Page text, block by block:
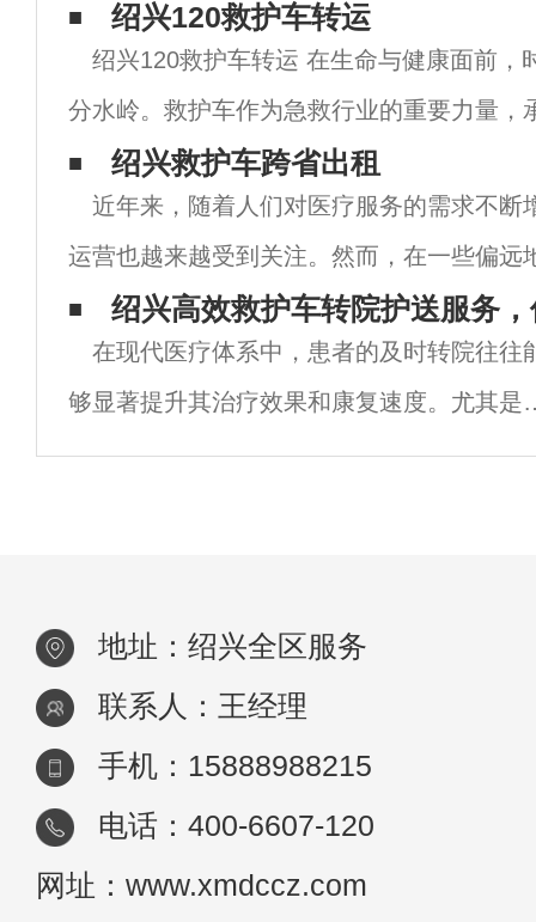
绍兴120救护车转运
绍兴120救护车转运 在生命与健康面前，
分水岭。救护车作为急救行业的重要力量，
的重任。绍兴120救护车作为绍兴市急救中
分，不仅具备专业的医疗团队和设备，还拥
绍兴救护车跨省出租
近年来，随着人们对医疗服务的需求不断
运营也越来越受到关注。然而，在一些偏远
车数量不足，或者救护车设备不够先进，导
得到救助。为了解决这一问题，一些救护车
绍兴高效救护车转院护送服务
在现代医疗体系中，患者的及时转院往往
够显著提升其治疗效果和康复速度。尤其是
绍兴这个美丽的城市，随着医疗技术的不断
地址：绍兴全区服务
联系人：王经理
手机：15888988215
电话：400-6607-120
网址：www.xmdccz.com